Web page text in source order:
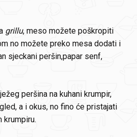
grillu, meso možete poškropiti
no možete preko mesa dodati i
sjeckani peršin,papar senf,
peršina na kuhani krumpir,
a i okus, no fino će pristajati
krumpiru.